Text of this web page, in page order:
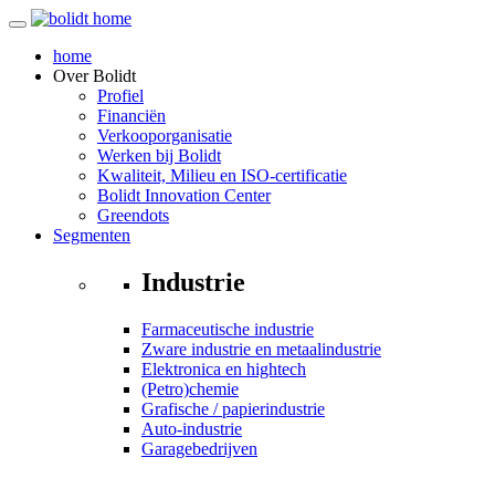
home
OverBolidt
Profiel
Financiën
Verkooporganisatie
Werken bij Bolidt
Kwaliteit, Milieu en ISO-certificatie
Bolidt Innovation Center
Greendots
Segmenten
Industrie
Farmaceutische industrie
Zware industrie en metaalindustrie
Elektronica en hightech
(Petro)chemie
Grafische / papierindustrie
Auto-industrie
Garagebedrijven